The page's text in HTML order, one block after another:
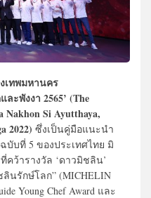
เทพมหานคร
ะพังงา 2565’ (The
Si Ayutthaya,
2022) ซึ่งเป็นคู่มือแนะนำ
บับที่ 5 ของประเทศไทย มิ
ว้ารางวัล ‘ดาวมิชลิน’
ลินรักษ์โลก” (MICHELIN
Young Chef Award และ